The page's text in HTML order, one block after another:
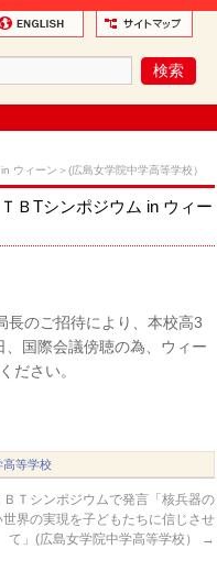
ウィーン＞(広島女学院中学高等学校）
ＢTシンポジウム in ウィー
長のご招待により、本校高3
国際会議傍聴の為、ウィー
ださい。
高等学校
ＢＴシンポジウムで発言「核兵器の
世界の実現を子どもたちに信じさせ
て」(広島女学院中学高等学校）
→